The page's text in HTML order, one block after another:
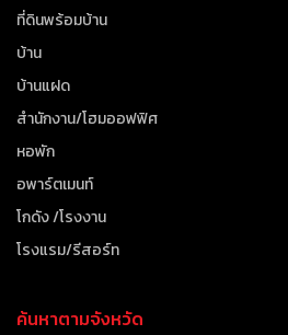
ที่ดินพร้อมบ้าน
บ้าน
บ้านแฝด
สำนักงาน/โฮมออฟฟิศ
หอพัก
อพาร์ตเมนท์
โกดัง /โรงงาน
โรงแรม/รีสอร์ท
ค้นหาตามจังหวัด